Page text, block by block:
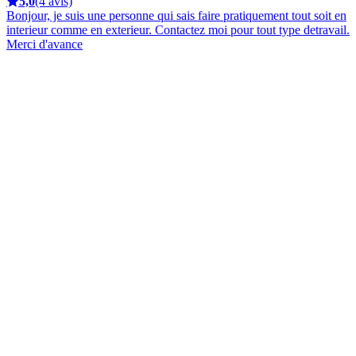
Bonjour, je suis une personne qui sais faire pratiquement tout soit en
interieur comme en exterieur. Contactez moi pour tout type detravail.
Merci d'avance